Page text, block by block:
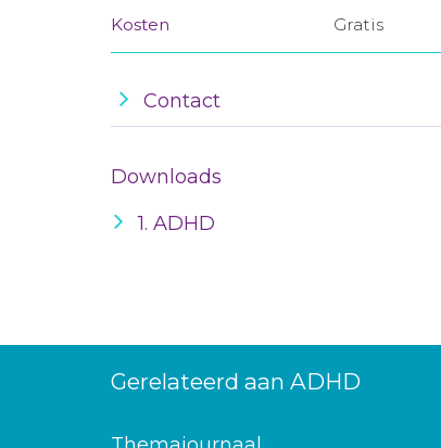
Kosten Gratis
Contact
Downloads
1. ADHD
Gerelateerd aan ADHD